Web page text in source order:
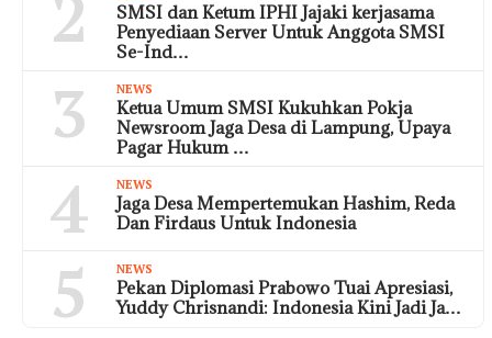
2
SMSI dan Ketum IPHI Jajaki kerjasama
Penyediaan Server Untuk Anggota SMSI
Se-Ind…
3 NEWS
Ketua Umum SMSI Kukuhkan Pokja
Newsroom Jaga Desa di Lampung, Upaya
Pagar Hukum …
4 NEWS
Jaga Desa Mempertemukan Hashim, Reda
Dan Firdaus Untuk Indonesia
5 NEWS
Pekan Diplomasi Prabowo Tuai Apresiasi,
Yuddy Chrisnandi: Indonesia Kini Jadi Ja…